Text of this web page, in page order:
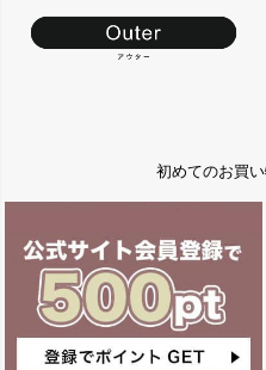
初めてのお買